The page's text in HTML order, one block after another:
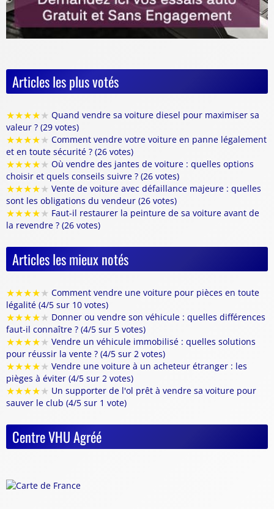
Articles les plus votés
★★★★★ Quand vendre sa voiture diesel pour maximiser sa
valeur ? (29 votes)
★★★★★ Comment vendre votre voiture en panne légalement
et en toute sécurité ? (26 votes)
★★★★★ Où vendre des jantes de voiture : quelles options
choisir et quels conseils suivre ? (26 votes)
★★★★★ Vente de voiture avec défaillance majeure : quelles
sont les obligations du vendeur (26 votes)
★★★★★ Faut-il restaurer la peinture de sa voiture avant de
la revendre ? (26 votes)
Articles les mieux notés
★★★★★ Comment vendre une voiture pour pièces en toute
légalité (4/5 sur 10 votes)
★★★★★ Donner ou vendre son véhicule : quelles différences
faut-il connaître ? (4/5 sur 5 votes)
★★★★★ Vendre un véhicule immobilisé : quelles solutions
pour réussir la vente ? (4/5 sur 2 votes)
★★★★★ Vendre une voiture à un acheteur étranger : les
pièges à éviter (4/5 sur 2 votes)
★★★★★ Un supporter de l'ol prêt à vendre sa voiture pour
sauver le club (4/5 sur 1 vote)
Centre VHU Agréé